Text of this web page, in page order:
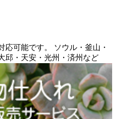
応可能です。 ソウル・釜山・
邱・天安・光州・済州など